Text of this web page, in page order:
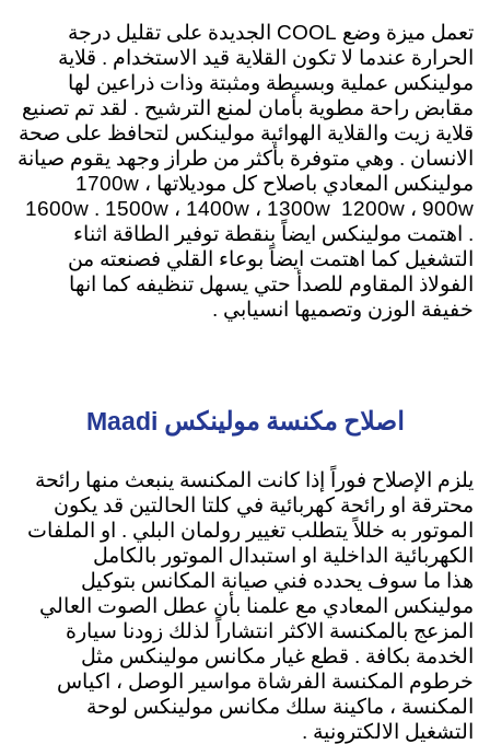
تعمل ميزة وضع COOL الجديدة على تقليل درجة
الحرارة عندما لا تكون القلاية قيد الاستخدام . قلاية
مولينكس عملية وبسيطة ومثبتة وذات ذراعين لها
مقابض راحة مطوية بأمان لمنع الترشيح . لقد تم تصنيع
قلاية زيت والقلاية الهوائية مولينكس لتحافظ على صحة
الانسان . وهي متوفرة بأكثر من طراز وجهد يقوم صيانة
مولينكس المعادي باصلاح كل موديلاتها 1700w ،
1600w . 1500w ، 1400w ، 1300w 1200w ، 900w
. اهتمت مولينكس ايضاً بنقطة توفير الطاقة اثناء
التشغيل كما اهتمت ايضاً بوعاء القلي فصنعته من
الفولاذ المقاوم للصدأ حتي يسهل تنظيفه كما انها
خفيفة الوزن وتصميها انسيابي .
اصلاح مكنسة مولينكس Maadi
يلزم الإصلاح فوراً إذا كانت المكنسة ينبعث منها رائحة
محترقة او رائحة كهربائية في كلتا الحالتين قد يكون
الموتور به خللاً يتطلب تغيير رولمان البلي . او الملفات
الكهربائية الداخلية او استبدال الموتور بالكامل
هذا ما سوف يحدده فني صيانة المكانس بتوكيل
مولينكس المعادي مع علمنا بأن عطل الصوت العالي
المزعج بالمكنسة الاكثر انتشاراً لذلك زودنا سيارة
الخدمة بكافة . قطع غيار مكانس مولينكس مثل
خرطوم المكنسة الفرشاة مواسير الوصل ، اكياس
المكنسة ، ماكينة سلك مكانس مولينكس لوحة
التشغيل الالكترونية .